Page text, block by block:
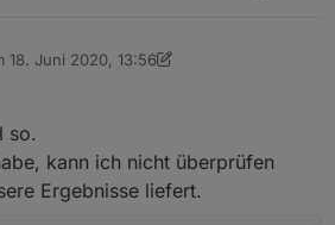
18. Juni 2020, 13:56
von rantanplan
so.
kann ich nicht überprüfen
Ergebnisse liefert.